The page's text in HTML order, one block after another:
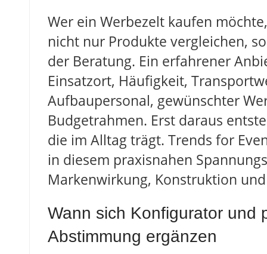
Wer ein Werbezelt kaufen
nicht nur Produkte vergleichen,
der Beratung. Ein erfahrener
Einsatzort, Häufigkeit,
Aufbaupersonal, gewünschter
Budgetrahmen. Erst daraus
die im Alltag trägt. Trends for
in diesem praxisnahen
Markenwirkung, Konstruktion
Wann sich Konfigurator und
Abstimmung ergänzen